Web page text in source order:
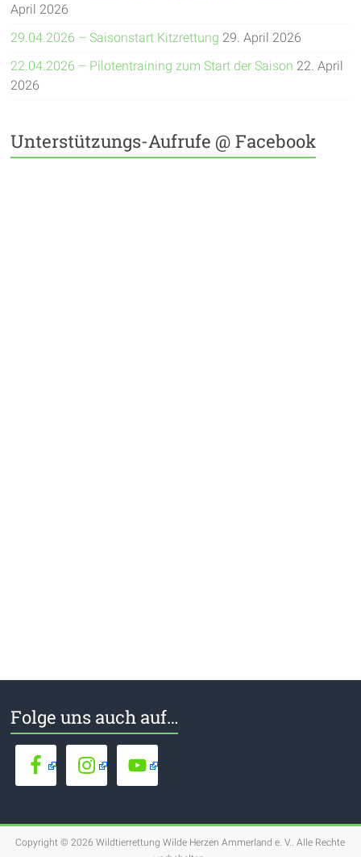
April 2026
29.04.2026 – Saisonstart Kitzrettung 29. April 2026
22.04.2026 – Pilotentraining zum Start der Saison 22. April
2026
Unterstützungs-Aufrufe @ Facebook
Folge uns auch auf…
Copyright © 2026Wildtierrettung Wilde Herzen Ammerland e. V.. Alle Rechte